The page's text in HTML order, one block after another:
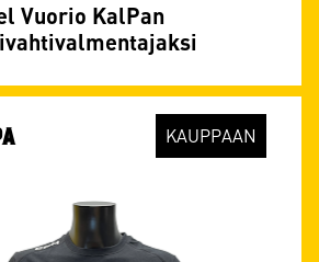
Vuorio KalPan
KAUPPAAN